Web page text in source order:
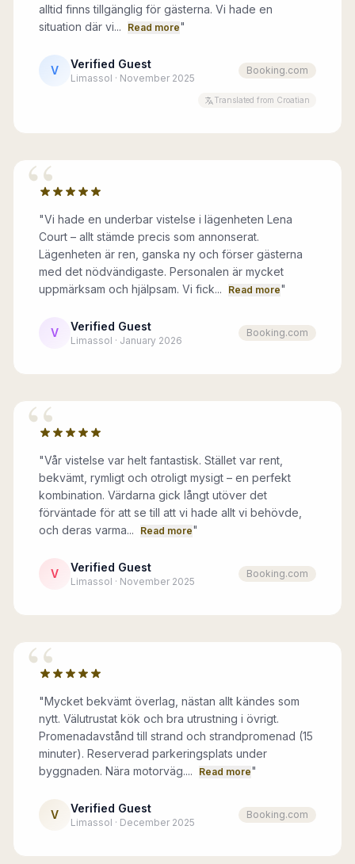
alltid finns tillgänglig för gästerna. Vi hade en
situation där vi...
Read more"
V Verified Guest
Limassol · November 2025
Booking.com
Translated from Croatian
“
"Vi hade en underbar vistelse i lägenheten Lena
Court – allt stämde precis som annonserat.
Lägenheten är ren, ganska ny och förser gästerna
med det nödvändigaste. Personalen är mycket
uppmärksam och hjälpsam. Vi fick...
Read more"
V Verified Guest
Limassol · January 2026
Booking.com
“
"Vår vistelse var helt fantastisk. Stället var rent,
bekvämt, rymligt och otroligt mysigt – en perfekt
kombination. Värdarna gick långt utöver det
förväntade för att se till att vi hade allt vi behövde,
och deras varma...
Read more"
V Verified Guest
Limassol · November 2025
Booking.com
“
"Mycket bekvämt överlag, nästan allt kändes som
nytt. Välutrustat kök och bra utrustning i övrigt.
Promenadavstånd till strand och strandpromenad (15
minuter). Reserverad parkeringsplats under
byggnaden. Nära motorväg....
Read more"
V Verified Guest
Limassol · December 2025
Booking.com